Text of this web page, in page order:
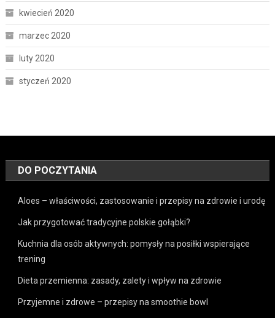
kwiecień 2020
marzec 2020
luty 2020
styczeń 2020
DO POCZYTANIA
Aloes – właściwości, zastosowanie i przepisy na zdrowie i urodę
Jak przygotować tradycyjne polskie gołąbki?
Kuchnia dla osób aktywnych: pomysły na posiłki wspierające
trening
Dieta przemienna: zasady, zalety i wpływ na zdrowie
Przyjemne i zdrowe – przepisy na smoothie bowl